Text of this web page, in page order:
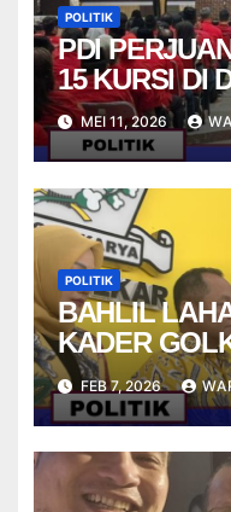
POLITIK
PDI
15 KURSI DI
PADA
MEI 11, 2026
POLITIK
BAHLIL
KADER
STRIKER
FUTSAL
FEB 7, 2026